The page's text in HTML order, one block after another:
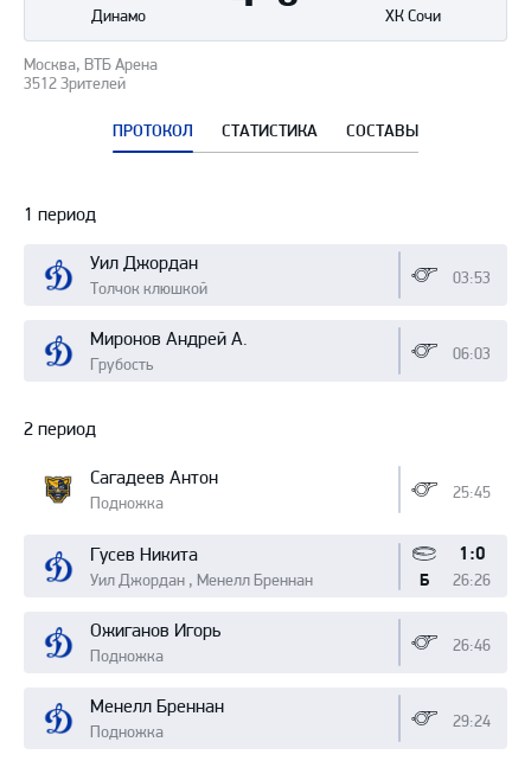
Москва, ВТБ Арена
3512 Зрителей
Динамо ХК Сочи
ПРОТОКОЛ СТАТИСТИКА СОСТАВЫ
Протокол
1 период
Уил Джордан
Толчок клюшкой
03:53
Миронов Андрей А.
Грубость
06:03
2 период
Сагадеев Антон
Подножка
25:45
Гусев Никита
Уил Джордан , Менелл Бреннан
1:0
26:26
Б
Ожиганов Игорь
Подножка
26:46
Менелл Бреннан
Подножка
29:24